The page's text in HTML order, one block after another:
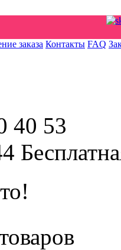
заказа Контакты FAQ
40 53